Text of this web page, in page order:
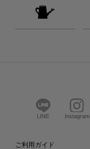
LINE Instagram
ご利用ガイド